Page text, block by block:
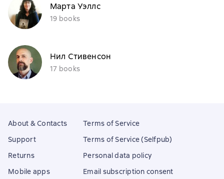
Марта Уэллс
19 books
Нил Стивенсон
17 books
About & Contacts
Support
Returns
Mobile apps
Terms of Service
Terms of Service (Selfpub)
Personal data policy
Email subscription consent